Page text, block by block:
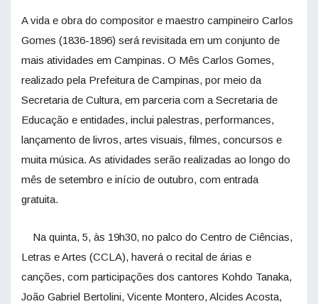
A vida e obra do compositor e maestro campineiro Carlos
Gomes (1836-1896) será revisitada em um conjunto de
mais atividades em Campinas. O Mês Carlos Gomes,
realizado pela Prefeitura de Campinas, por meio da
Secretaria de Cultura, em parceria com a Secretaria de
Educação e entidades, inclui palestras, performances,
lançamento de livros, artes visuais, filmes, concursos e
muita música. As atividades serão realizadas ao longo do
mês de setembro e início de outubro, com entrada
gratuita.
Na quinta, 5, às 19h30, no palco do Centro de Ciências,
Letras e Artes (CCLA), haverá o recital de árias e
canções, com participações dos cantores Kohdo Tanaka,
João Gabriel Bertolini, Vicente Montero, Alcides Acosta,